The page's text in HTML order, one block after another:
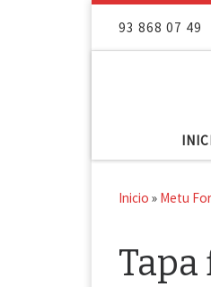
Saltar al contenido93 868 07 49
Inicio » Metu